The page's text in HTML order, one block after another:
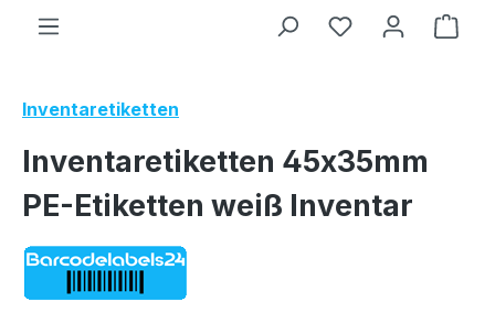
Inventaretiketten
Inventaretiketten 45x35mm
PE-Etiketten weiß Inventar